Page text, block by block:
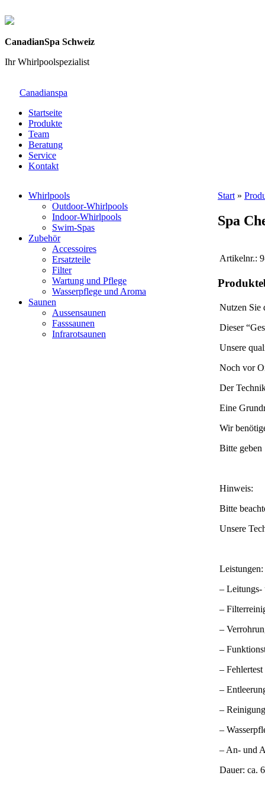
CanadianSpa Schweiz
Ihr Whirlpoolspezialist
Canadianspa
Startseite
Produkte
Team
Beratung
Service
Kontakt
Start »
Spa
Artikelnr.:
Nutzen Sie
Dieser
Unsere
Noch vor
Der
Eine
Wir
Bitte geben
Hinweis:
Bitte
Unsere
Leistungen:
– Leitungs-
–
–
–
–
–
–
–
– An- und
Dauer: ca.
Whirlpools
Outdoor-Whirlpools
Indoor-Whirlpools
Swim-Spas
Zubehör
Accessoires
Ersatzteile
Filter
Wartung und Pflege
Wasserpflege und Aroma
Saunen
Aussensaunen
Fasssaunen
Infrarotsaunen